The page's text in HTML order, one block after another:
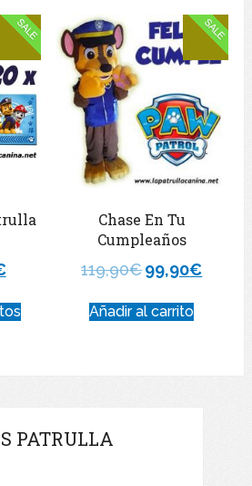
Chase En Tu
Cumpleaños
119,90€99,90€
Añadir al carrito
PATRULLA